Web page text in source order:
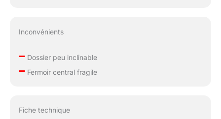
Inconvénients
–Dossier peu inclinable
–Fermoir central fragile
Fiche technique